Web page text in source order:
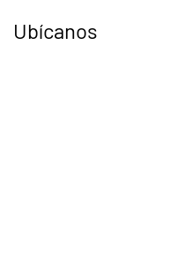
Ubícanos